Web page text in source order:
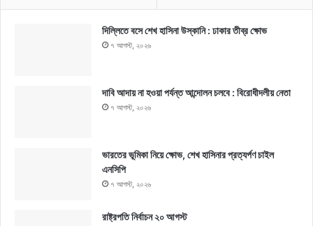
দিল্লিতে বসে শেখ হাসিনা উস্কানি : ঢাকার তীব্র ক্ষোভ
৭ আগস্ট, ২০২৬
দাবি আদায় না হওয়া পর্যন্ত আন্দোলন চলবে : বিরোধীদলীয় নেতা
৭ আগস্ট, ২০২৬
ভারতের ভূমিকা নিয়ে ক্ষোভ, শেখ হাসিনার প্রত্যর্পণ চাইল
এনসিপি
৭ আগস্ট, ২০২৬
রাষ্ট্রপতি নির্বাচন ২০ আগস্ট